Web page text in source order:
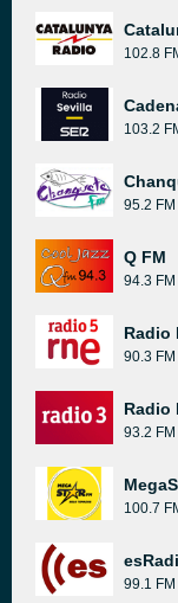
102.8
103.2
95.2 FM
Q FM
94.3 FM
Radio
90.3 FM
Radio
93.2 FM
100.7
99.1 FM